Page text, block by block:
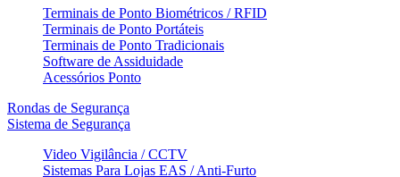
Terminais de Ponto Biométricos / RFID
Terminais de Ponto Portáteis
Terminais de Ponto Tradicionais
Software de Assiduidade
Acessórios Ponto
Rondas de Segurança
Sistema de Segurança
Video Vigilância / CCTV
Sistemas Para Lojas EAS / Anti-Furto